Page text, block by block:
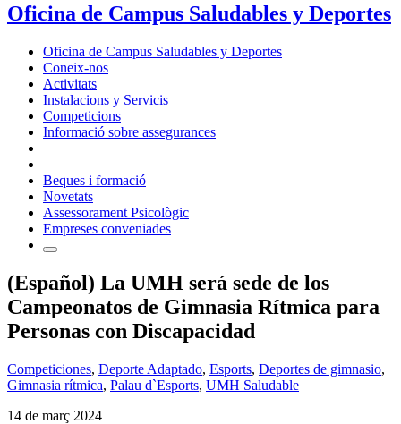
Oficina de Campus Saludables y Deportes
Oficina de Campus Saludables y Deportes
Coneix-nos
Activitats
Instalacions y Servicis
Competicions
Informació sobre assegurances
Beques i formació
Novetats
Assessorament Psicològic
Empreses conveniades
(Español) La UMH será sede de los
Campeonatos de Gimnasia Rítmica para
Personas con Discapacidad
Competiciones, Deporte Adaptado, Esports, Deportes de gimnasio,
Gimnasia rítmica, Palau d`Esports, UMH Saludable
14 de març 2024